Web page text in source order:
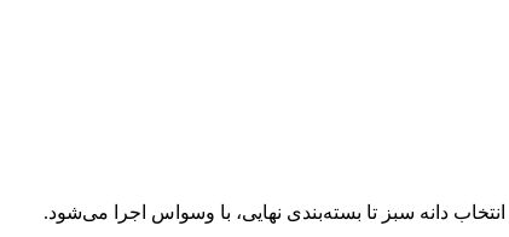
دانه سبز تا بسته‌بندی نهایی، با وسواس اجرا می‌شود.